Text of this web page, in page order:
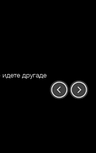
другаде